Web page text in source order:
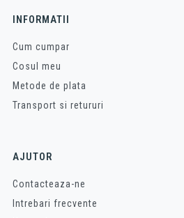
INFORMATII
Cum cumpar
Cosul meu
Metode de plata
Transport si retururi
AJUTOR
Contacteaza-ne
Intrebari frecvente